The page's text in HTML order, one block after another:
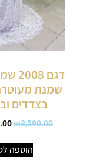
דגם
שמנת
בצדדים
₪3,590.00
הוספה